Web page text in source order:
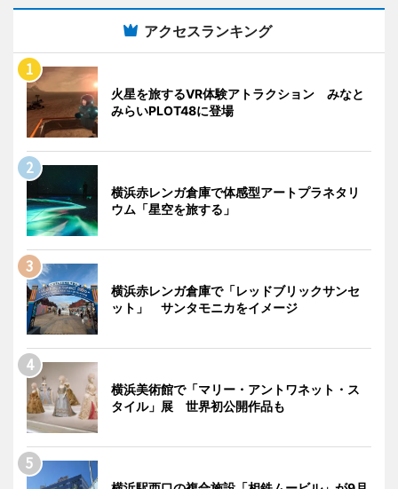
アクセスランキング
火星を旅するVR体験アトラクション みなと
みらいPLOT48に登場
横浜赤レンガ倉庫で体感型アートプラネタリ
ウム「星空を旅する」
横浜赤レンガ倉庫で「レッドブリックサンセ
ット」 サンタモニカをイメージ
横浜美術館で「マリー・アントワネット・ス
タイル」展 世界初公開作品も